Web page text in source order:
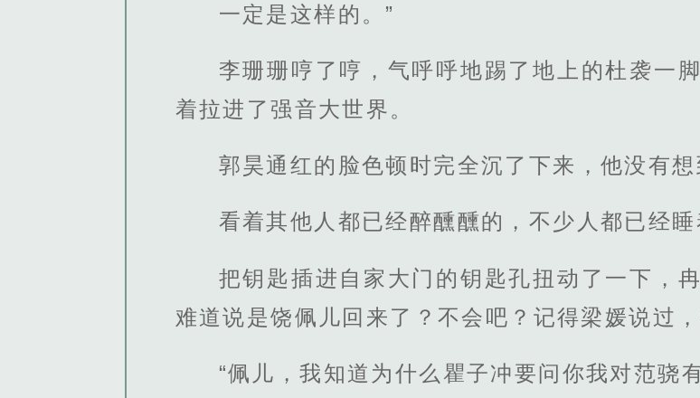
一定是这样的。”
李珊珊哼了哼，气呼呼地踢了地上的杜袭一
着拉进了强音大世界。
郭昊通红的脸色顿时完全沉了下来，他没有
看着其他人都已经醉醺醺的，不少人都已经睡
把钥匙插进自家大门的钥匙孔扭动了一下，
难道说是饶佩儿回来了？不会吧？记得梁媛说过
“佩儿，我知道为什么瞿子冲要问你我对范骁